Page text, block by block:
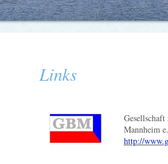
Links
Mannheim
http://